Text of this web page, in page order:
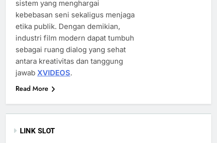
sistem yang menghargai
kebebasan seni sekaligus menjaga
etika publik. Dengan demikian,
industri film modern dapat tumbuh
sebagai ruang dialog yang sehat
antara kreativitas dan tanggung
jawab XVIDEOS.
Read More
LINK SLOT